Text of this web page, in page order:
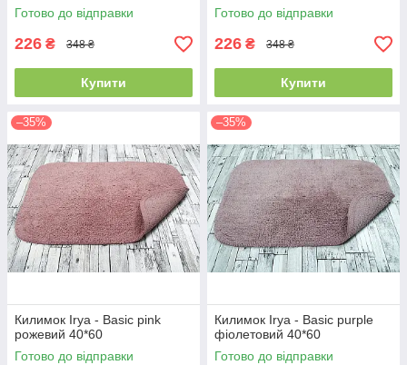
Готово до відправки
226 ₴ 348 ₴
Купити
Готово до відправки
226 ₴ 348 ₴
Купити
–35%
Килимок Irya - Basic pink
рожевий 40*60
Готово до відправки
–35%
Килимок Irya - Basic purple
фіолетовий 40*60
Готово до відправки